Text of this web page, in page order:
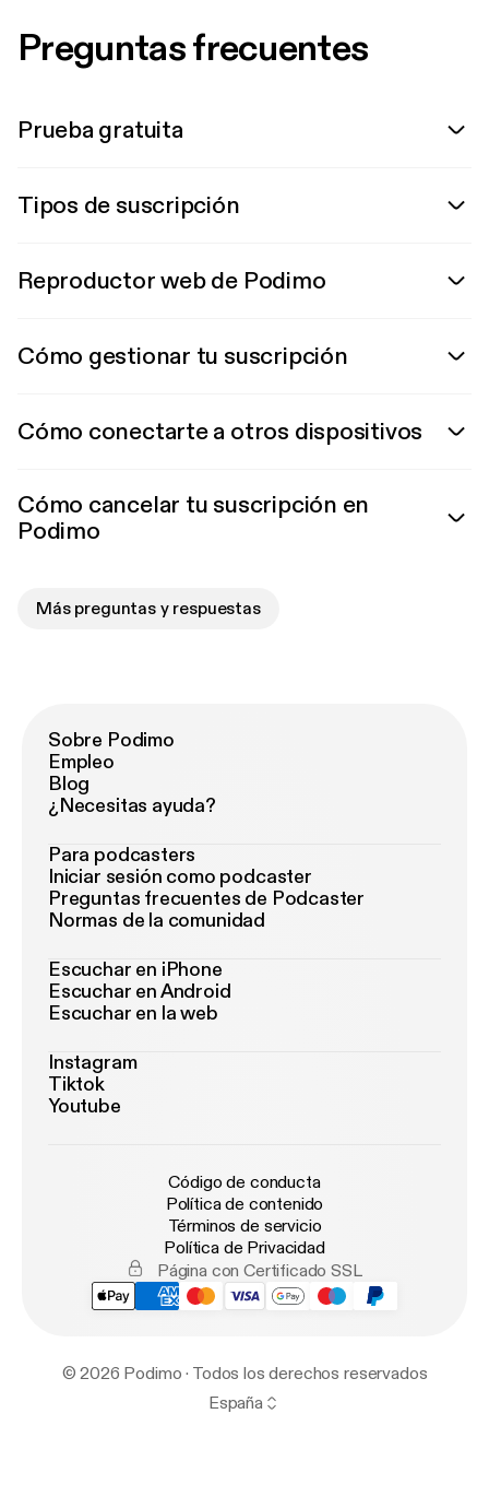
Preguntas frecuentes
Prueba gratuita
Tipos de suscripción
Reproductor web de Podimo
Cómo gestionar tu suscripción
Cómo conectarte a otros dispositivos
Cómo cancelar tu suscripción en
Podimo
Más preguntas y respuestas
Sobre Podimo
Empleo
Blog
¿Necesitas ayuda?
Para podcasters
Iniciar sesión como podcaster
Preguntas frecuentes de Podcaster
Normas de la comunidad
Escuchar en iPhone
Escuchar en Android
Escuchar en la web
Instagram
Tiktok
Youtube
Código de conducta
Política de contenido
Términos de servicio
Política de Privacidad
Página con Certificado SSL
© 2026 Podimo · Todos los derechos reservados
España